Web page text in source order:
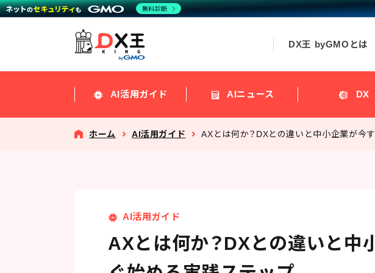
DX王 byGMOとは
AI活用ガイド AIニュース DX
ホーム AI活用ガイド AXとは何か？DXとの違いと中小企業が今
AI活用ガイド
AXとは何か？DXとの違いと中
無料診断